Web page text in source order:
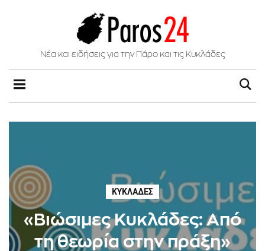
Νέα και ειδήσεις για την Πάρο και τις Κυκλάδες
ΚΥΚΛΆΔΕΣ
«Βιώσιμες Κυκλάδες: Από
τη θεωρία στην πράξη»